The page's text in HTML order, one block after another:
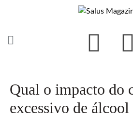
Qual o impacto do
excessivo de álcool